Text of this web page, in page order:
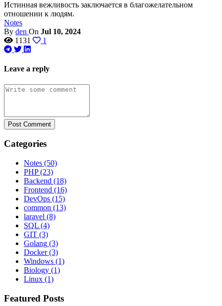
Истинная вежливость заключается в благожелательном
отношении к людям.
Notes
By den On Jul 10, 2024
1131
1
Leave a reply
Post Comment
Categories
Notes (50)
PHP (23)
Backend (18)
Frontend (16)
DevOps (15)
common (13)
laravel (8)
SQL (4)
GIT (3)
Golang (3)
Docker (3)
Windows (1)
Biology (1)
Linux (1)
Featured Posts